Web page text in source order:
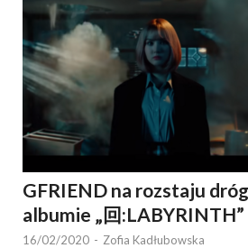
GFRIEND na rozstaju
albumie „回:LABYRINTH”
16/02/2020 - Zofia Kadłubowska